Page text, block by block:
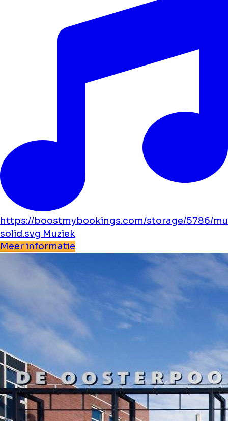
https://boostmybookings.com/storage/5786/
solid.svg Muziek
Meer informatie